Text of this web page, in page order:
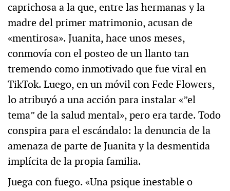
caprichosa a la que, entre las hermanas y la
madre del primer matrimonio, acusan de
«mentirosa». Juanita, hace unos meses,
conmovía con el posteo de un llanto tan
tremendo como inmotivado que fue viral en
TikTok. Luego, en un móvil con Fede Flowers,
lo atribuyó a una acción para instalar «”el
tema” de la salud mental», pero era tarde. Todo
conspira para el escándalo: la denuncia de la
amenaza de parte de Juanita y la desmentida
implícita de la propia familia.
Juega con fuego. «Una psique inestable o